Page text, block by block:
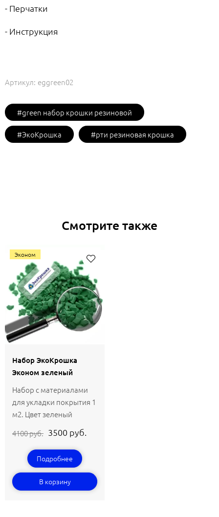
- Перчатки
- Инструкция
Артикул: eggreen02
#green набор крошки резиновой
#ЭкоКрошка #рти резиновая крошка
Смотрите также
Эконом
Набор ЭкоКрошка
Эконом зеленый
Набор с материалами
для укладки покрытия 1
м2. Цвет зеленый
4100 руб. 3500 руб.
Подробнее
В корзину